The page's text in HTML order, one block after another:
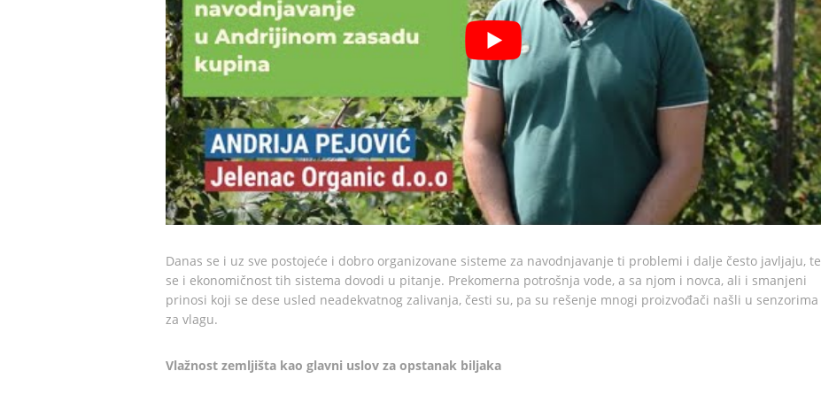
Danas se i uz sve postojeće i dobro organizovane sisteme za navodnjavanje ti problemi i dalje često javljaju, te
se i ekonomičnost tih sistema dovodi u pitanje. Prekomerna potrošnja vode, a sa njom i novca, ali i smanjeni
prinosi koji se dese usled neadekvatnog zalivanja, česti su, pa su rešenje mnogi proizvođači našli u senzorima
za vlagu.
Vlažnost zemljišta kao glavni uslov za opstanak biljaka